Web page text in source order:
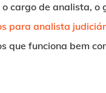
cargo de analista, o
para analista
que funciona bem